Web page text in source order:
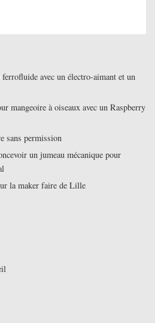
avec un électro-aimant et un
mangeoire à oiseaux avec un Raspberry
sans permission
un jumeau mécanique pour
la maker faire de Lille